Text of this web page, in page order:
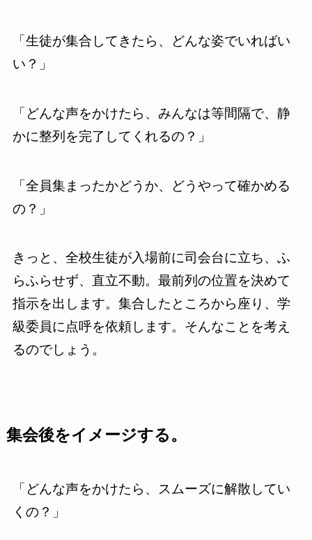
「生徒が集合してきたら、どんな姿でいればい
い？」
「どんな声をかけたら、みんなは等間隔で、静
かに整列を完了してくれるの？」
「全員集まったかどうか、どうやって確かめる
の？」
きっと、全校生徒が入場前に司会台に立ち、ふ
らふらせず、直立不動。最前列の位置を決めて
指示を出します。集合したところから座り、学
級委員に点呼を依頼します。そんなことを考え
るのでしょう。
集会後をイメージする。
「どんな声をかけたら、スムーズに解散してい
くの？」